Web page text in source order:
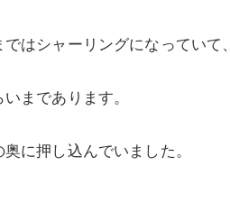
はシャーリングになっていて、
まであります。
に押し込んでいました。